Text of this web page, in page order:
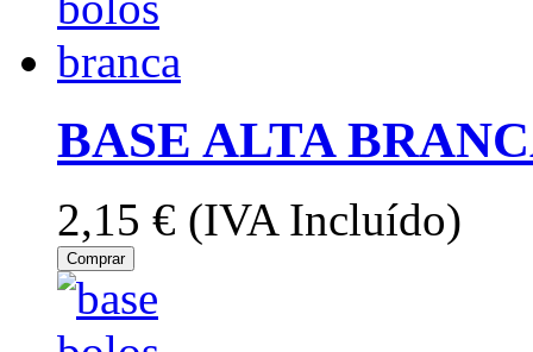
BASE ALTA
2,15 € (IVA Incluído)
Comprar